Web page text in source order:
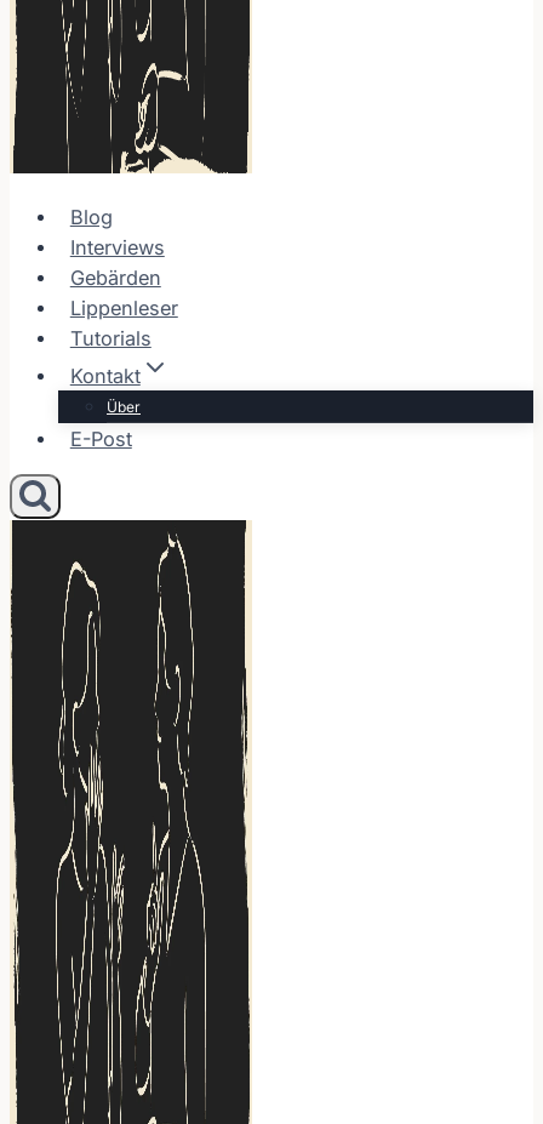
Blog
Interviews
Gebärden
Lippenleser
Tutorials
Kontakt
Über
E-Post